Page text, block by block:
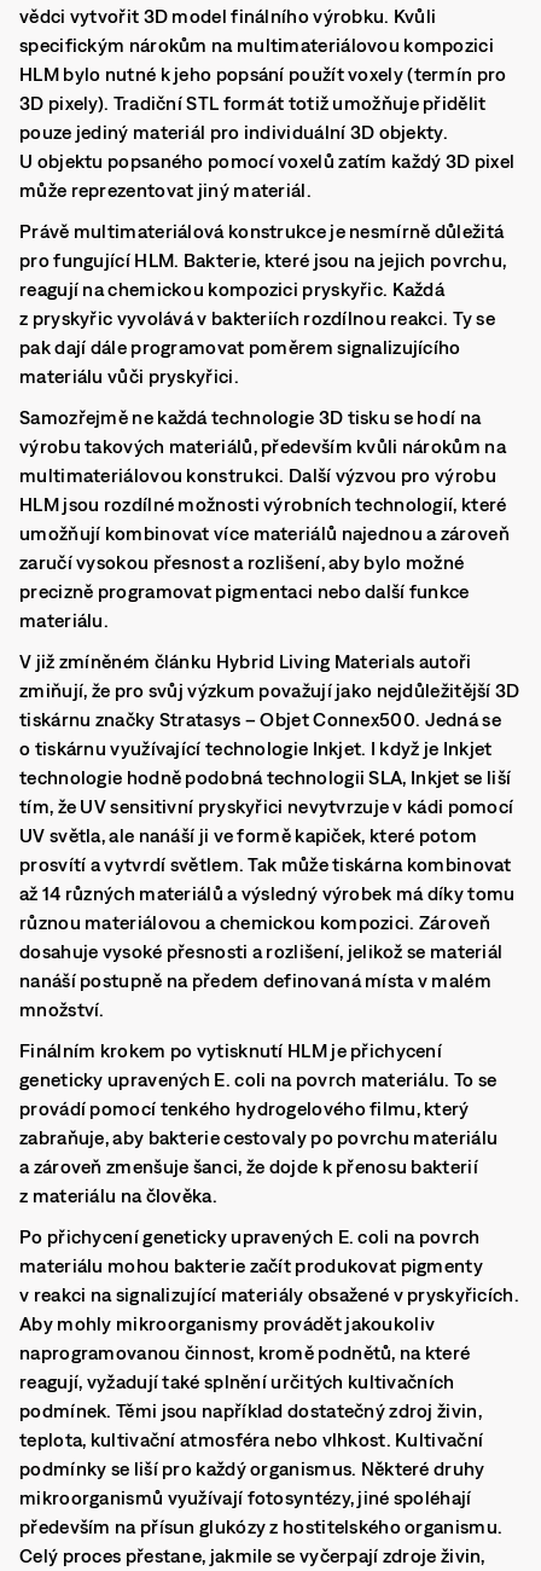
vědci vytvořit 3D model finálního výrobku. Kvůli
specifickým nárokům na multimateriálovou kompozici
HLM bylo nutné k jeho popsání použítvoxely(termín pro
3D pixely). TradičníSTL formát totiž umožňuje přidělit
pouze jediný materiál pro individuální 3D objekty.
U objektu popsaného pomocí voxelů zatím každý 3D pixel
může reprezentovat jiný materiál.
Právě multimateriálová konstrukce je nesmírně důležitá
pro fungující HLM. Bakterie, které jsou na jejich povrchu,
reagují na chemickou kompozici pryskyřic. Každá
z pryskyřic vyvolává v bakteriích rozdílnou reakci. Ty se
pak dají dále programovat poměrem signalizujícího
materiálu vůči pryskyřici.
Samozřejmě ne každá technologie 3D tisku se hodí na
výrobu takových materiálů, především kvůli nárokům na
multimateriálovou konstrukci. Další výzvou pro výrobu
HLM jsou rozdílné možnosti výrobních technologií, které
umožňují kombinovat více materiálů najednou a zároveň
zaručí vysokou přesnost a rozlišení, aby bylo možné
precizně programovat pigmentaci nebo další funkce
materiálu.
V již zmíněném článku Hybrid Living Materials autoři
zmiňují, že pro svůj výzkum považují jako nejdůležitější 3D
tiskárnu značky Stratasys – ObjetConnex500. Jedná se
o tiskárnu využívající technologie Inkjet. I když je Inkjet
technologie hodně podobná technologiiSLA, Inkjet se liší
tím, že UV sensitivní pryskyřici nevytvrzuje v kádi pomocí
UV světla, ale nanáší ji ve formě kapiček, které potom
prosvítí a vytvrdí světlem. Tak může tiskárna kombinovat
až 14 různých materiálů a výsledný výrobek má díky tomu
různou materiálovou a chemickou kompozici. Zároveň
dosahuje vysoké přesnosti a rozlišení, jelikož se materiál
nanáší postupně na předem definovaná místa v malém
množství.
Finálním krokem po vytisknutí HLM je přichycení
geneticky upravených E. coli na povrch materiálu. To se
provádí pomocí tenkého hydrogelového filmu, který
zabraňuje, aby bakterie cestovaly po povrchu materiálu
a zároveň zmenšuje šanci, že dojde k přenosu bakterií
z materiálu na člověka.
Po přichycení geneticky upravených E. coli na povrch
materiálu mohou bakterie začít produkovat pigmenty
v reakci na signalizující materiály obsažené v pryskyřicích.
Aby mohly mikroorganismy provádět jakoukoliv
naprogramovanou činnost, kromě podnětů, na které
reagují, vyžadují také splnění určitých kultivačních
podmínek. Těmi jsou například dostatečný zdroj živin,
teplota, kultivační atmosféra nebo vlhkost. Kultivační
podmínky se liší pro každý organismus. Některé druhy
mikroorganismů využívají fotosyntézy, jiné spoléhají
především na přísun glukózy z hostitelského organismu.
Celý proces přestane, jakmile se vyčerpají zdroje živin,